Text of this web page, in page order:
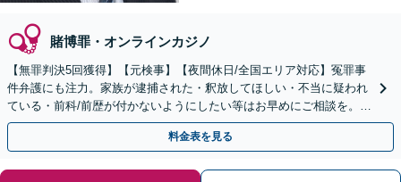
賭博罪・オンラインカジノ
【無罪判決5回獲得】【元検事】【夜間休日/全国エリア対応】冤罪事
件弁護にも注力。家族が逮捕された・釈放してほしい・不当に疑われ
ている・前科/前歴が付かないようにしたい等はお早めにご相談を。迅
速に的確な対応に定評あり【分割払い可】
料金表を見る